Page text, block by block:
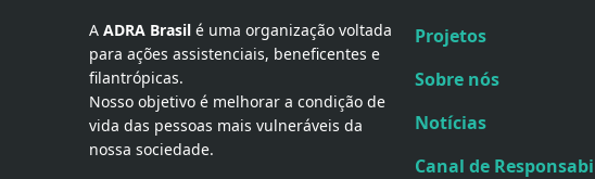
A ADRA Brasil é uma organização voltada
para ações assistenciais, beneficentes e
filantrópicas.
Nosso objetivo é melhorar a condição de
vida das pessoas mais vulneráveis da
nossa sociedade.
Projetos
Sobre nós
Notícias
Canal de